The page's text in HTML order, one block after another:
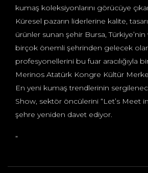
kumaş koleksiyonlarını görücüye
Küresel pazarın liderlerine kalite,
ürünler sunan şehir Bursa, Türkiye’nin
birçok önemli şehrinden gelecek
profesyonellerini bu fuar aracılığıyla
Merinos Atatürk Kongre Kültür
En yeni kumaş trendlerinin
Show, sektör öncülerini “Let’s Meet
şehre yeniden davet ediyor.
”